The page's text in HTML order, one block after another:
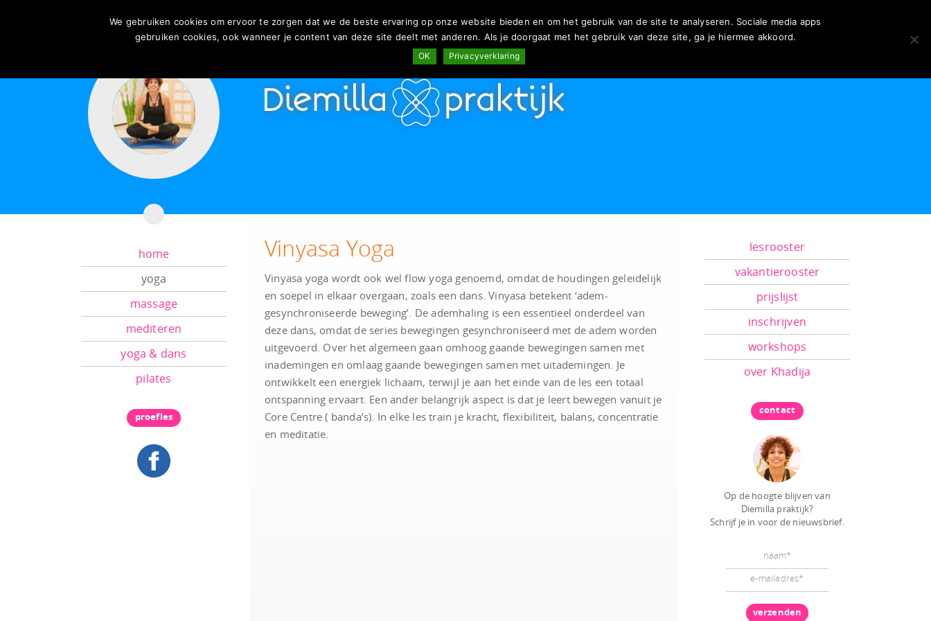
home
yoga
massage
mediteren
yoga & dans
pilates
proefles
Vinyasa Yoga
Vinyasa yoga wordt ook wel flow yoga genoemd, omdat de houdingen geleidelijk
en soepel in elkaar overgaan, zoals een dans. Vinyasa betekent ‘adem-
gesynchroniseerde beweging’. De ademhaling is een essentieel onderdeel van
deze dans, omdat de series bewegingen gesynchroniseerd met de adem worden
uitgevoerd. Over het algemeen gaan omhoog gaande bewegingen samen met
inademingen en omlaag gaande bewegingen samen met uitademingen. Je
ontwikkelt een energiek lichaam, terwijl je aan het einde van de les een totaal
ontspanning ervaart. Een ander belangrijk aspect is dat je leert bewegen vanuit je
Core Centre ( banda’s). In elke les train je kracht, flexibiliteit, balans, concentratie
en meditatie.
lesrooster
vakantierooster
prijslijst
inschrijven
workshops
over Khadija
contact
Op de hoogte blijven van
Diemilla praktijk?
Schrijf je in voor de nieuwsbrief.
We gebruiken cookies om ervoor te zorgen dat we de beste ervaring op onze website bieden en om het gebruik van de site te analyseren. Sociale media apps
gebruiken cookies, ook wanneer je content van deze site deelt met anderen. Als je doorgaat met het gebruik van deze site, ga je hiermee akkoord.
OK Privacyverklaring